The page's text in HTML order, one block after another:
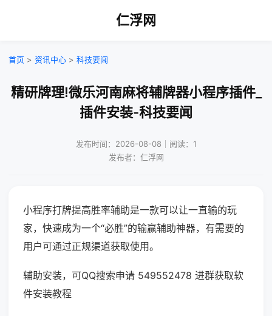
仁浮网
首页 > 资讯中心 > 科技要闻
精研牌理!微乐河南麻将辅牌器小程序插件_
插件安装-科技要闻
发布时间：2026-08-08｜阅读：1
发布者：仁浮网
小程序打牌提高胜率辅助是一款可以让一直输的玩
家，快速成为一个“必胜”的输赢辅助神器，有需要的
用户可通过正规渠道获取使用。
辅助安装，可QQ搜索申请 549552478 进群获取软
件安装教程